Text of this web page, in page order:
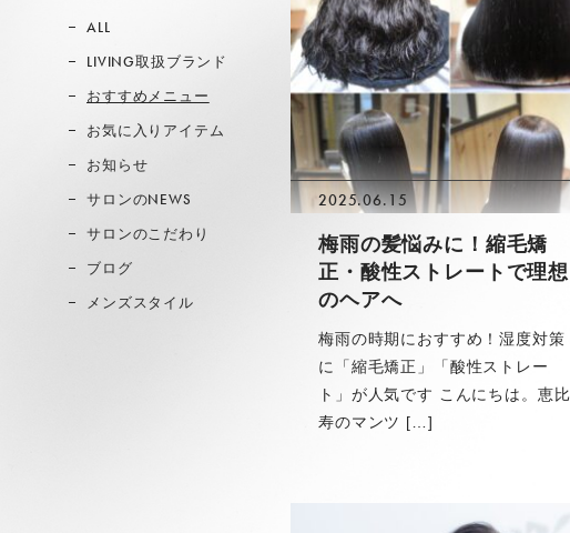
ALL
LIVING取扱ブランド
おすすめメニュー
お気に入りアイテム
お知らせ
サロンのNEWS
サロンのこだわり
ブログ
メンズスタイル
2025.06.15
梅雨の髪悩みに！縮毛矯
正・酸性ストレートで理想
のヘアへ
梅雨の時期におすすめ！湿度対策
に「縮毛矯正」「酸性ストレー
ト」が人気です こんにちは。恵比
寿のマンツ […]